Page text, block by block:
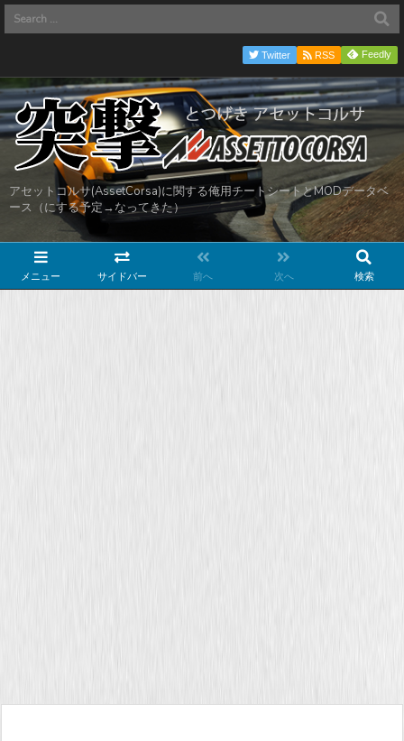
アセットコルサ(AssetCorsa)に関する俺用チートシートとMODデータベ
ース（にする予定→なってきた）
メニュー サイドバー 前へ 次へ 検索
Twitter RSS Feedly